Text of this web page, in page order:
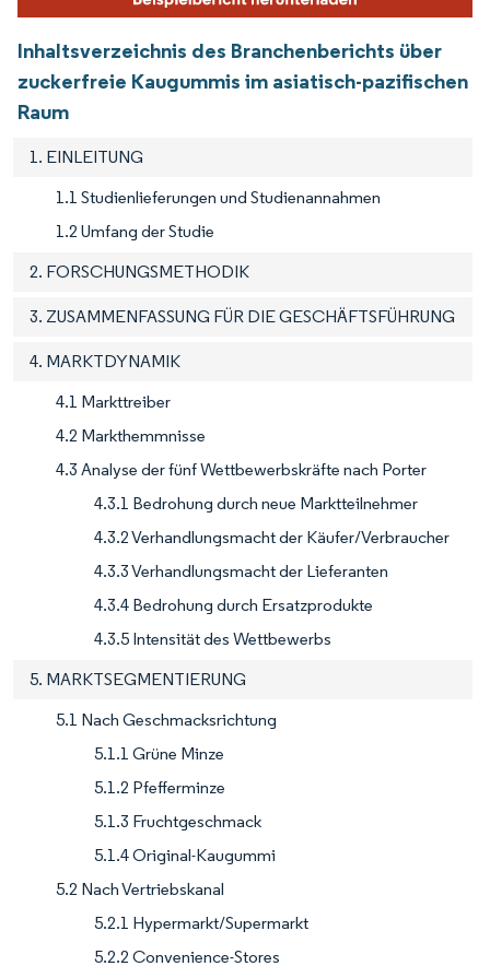
Inhaltsverzeichnis des Branchenberichts über
zuckerfreie Kaugummis im asiatisch-pazifischen
Raum
1. EINLEITUNG
1.1 Studienlieferungen und Studienannahmen
1.2 Umfang der Studie
2. FORSCHUNGSMETHODIK
3. ZUSAMMENFASSUNG FÜR DIE GESCHÄFTSFÜHRUNG
4. MARKTDYNAMIK
4.1 Markttreiber
4.2 Markthemmnisse
4.3 Analyse der fünf Wettbewerbskräfte nach Porter
4.3.1 Bedrohung durch neue Marktteilnehmer
4.3.2 Verhandlungsmacht der Käufer/Verbraucher
4.3.3 Verhandlungsmacht der Lieferanten
4.3.4 Bedrohung durch Ersatzprodukte
4.3.5 Intensität des Wettbewerbs
5. MARKTSEGMENTIERUNG
5.1 Nach Geschmacksrichtung
5.1.1 Grüne Minze
5.1.2 Pfefferminze
5.1.3 Fruchtgeschmack
5.1.4 Original-Kaugummi
5.2 Nach Vertriebskanal
5.2.1 Hypermarkt/Supermarkt
5.2.2 Convenience-Stores